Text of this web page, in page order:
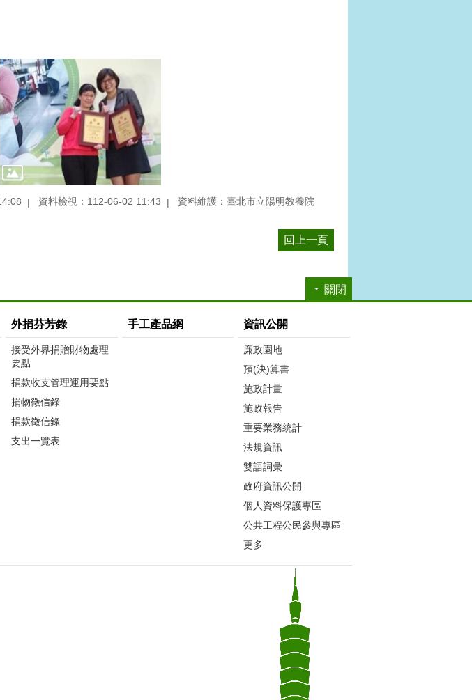
資料檢視：112-06-02 11:43 資料維護：臺北市立陽明教養院
回上一頁
關閉
外捐芬芳錄
接受外界捐贈財物處理
要點
捐款收支管理運用要點
捐物徵信錄
捐款徵信錄
支出一覽表
手工產品網 資訊公開
廉政園地
預(決)算書
施政計畫
施政報告
重要業務統計
法規資訊
雙語詞彙
政府資訊公開
個人資料保護專區
公共工程公民參與專區
更多